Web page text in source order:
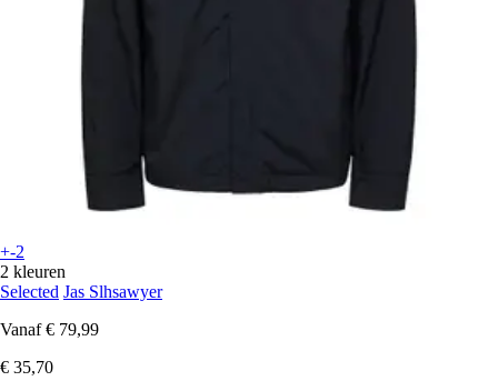
+-2
2 kleuren
Selected Jas Slhsawyer
Vanaf € 79,99
€ 35,70